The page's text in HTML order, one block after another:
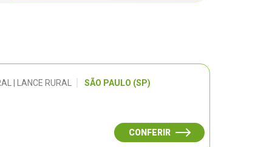
| LANCE RURAL SÃO PAULO (SP)
CONFERIR